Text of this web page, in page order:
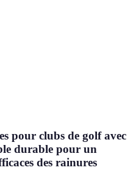
pour clubs de golf avec
durable pour un
des rainures